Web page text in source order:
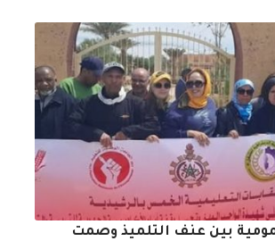
بين عنف التلميذ وصمت